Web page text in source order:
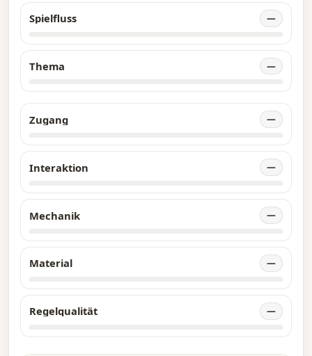
können, der sich vom Originalspiel
Werden Sie als Ermittler die Verschwörung im
Wahnsinns die Welt in den Untergang führen?
Das hängt ganz von Ihrer Entscheidung ab.
Spielfluss —
Thema —
Zugang —
Interaktion —
Mechanik —
Material —
Regelqualität —